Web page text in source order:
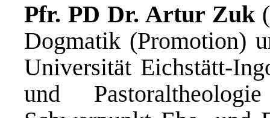
Pfr. PD Dr. Artur Zuk
Dogmatik (Promotion)
Universität Eichstätt-
und